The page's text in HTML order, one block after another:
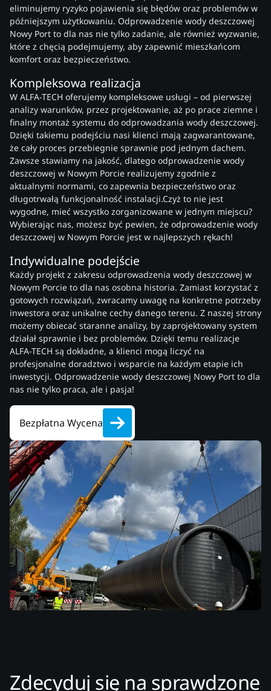
eliminujemy ryzyko pojawienia się błędów oraz problemów w
późniejszym użytkowaniu. Odprowadzenie wody deszczowej
Nowy Port to dla nas nie tylko zadanie, ale również wyzwanie,
które z chęcią podejmujemy, aby zapewnić mieszkańcom
komfort oraz bezpieczeństwo.
Kompleksowa realizacja
W ALFA-TECH oferujemy kompleksowe usługi – od pierwszej
analizy warunków, przez projektowanie, aż po prace ziemne i
finalny montaż systemu do odprowadzania wody deszczowej.
Dzięki takiemu podejściu nasi klienci mają zagwarantowane,
że cały proces przebiegnie sprawnie pod jednym dachem.
Zawsze stawiamy na jakość, dlatego odprowadzenie wody
deszczowej w Nowym Porcie realizujemy zgodnie z
aktualnymi normami, co zapewnia bezpieczeństwo oraz
długotrwałą funkcjonalność instalacji.Czyż to nie jest
wygodne, mieć wszystko zorganizowane w jednym miejscu?
Wybierając nas, możesz być pewien, że odprowadzenie wody
deszczowej w Nowym Porcie jest w najlepszych rękach!
Indywidualne podejście
Każdy projekt z zakresu odprowadzenia wody deszczowej w
Nowym Porcie to dla nas osobna historia. Zamiast korzystać z
gotowych rozwiązań, zwracamy uwagę na konkretne potrzeby
inwestora oraz unikalne cechy danego terenu. Z naszej strony
możemy obiecać staranne analizy, by zaprojektowany system
działał sprawnie i bez problemów. Dzięki temu realizacje
ALFA-TECH są dokładne, a klienci mogą liczyć na
profesjonalne doradztwo i wsparcie na każdym etapie ich
inwestycji. Odprowadzenie wody deszczowej Nowy Port to dla
nas nie tylko praca, ale i pasja!
Bezpłatna Wycena
Zdecyduj się na sprawdzone